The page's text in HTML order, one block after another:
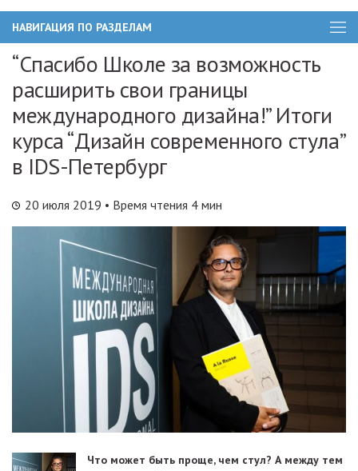
НАВИГАЦИЯ ПО РАЗДЕЛАМ
“Спасибо Школе за возможность
расширить свои границы
международного дизайна!” Итоги
курса “Дизайн современного стула”
в IDS-Петербург
20 июля 2019 • Время чтения 4 мин
Что может быть проще, чем стул? А между тем